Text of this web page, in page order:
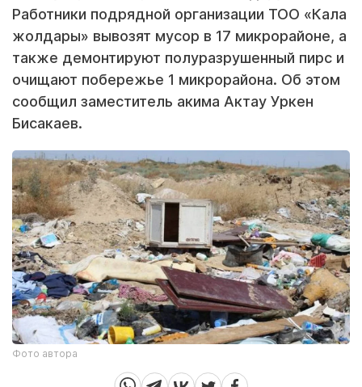
Работники подрядной организации ТОО «Кала
жолдары» вывозят мусор в 17 микрорайоне, а
также демонтируют полуразрушенный пирс и
очищают побережье 1 микрорайона. Об этом
сообщил заместитель акима Актау Уркен
Бисакаев.
Фото автора